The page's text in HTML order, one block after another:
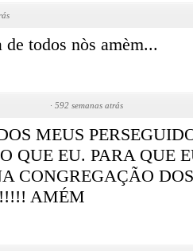
de todos nòs amèm...
· 592 semanas atrás
MEUS
QUE EU. PARA QUE
CONGREGAÇÃO
AMÉM